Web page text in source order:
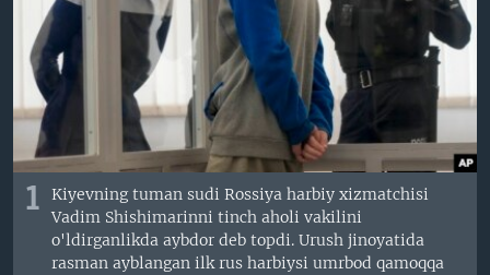
VIDEO
XABARLAR SURATLARDA
ODNOKLASSNIKI
TELEGRAM
TWITTER
SOUNDCLOUD
VOA
1
Kiyevning tuman sudi Rossiya harbiy xizmatchisi
Vadim Shishimarinni tinch aholi vakilini
o'ldirganlikda aybdor deb topdi. Urush jinoyatida
rasman ayblangan ilk rus harbiysi umrbod qamoqqa